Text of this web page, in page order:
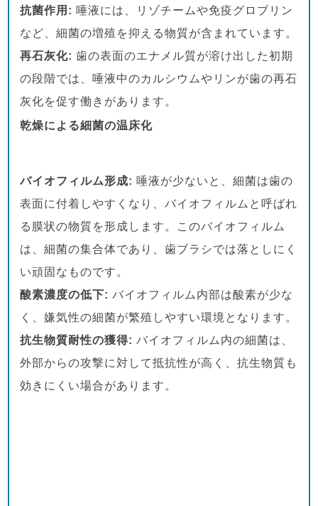
抗菌作用: 唾液には、リゾチームや免疫グロブリン
など、細菌の増殖を抑える物質が含まれています。
再石灰化: 歯の表面のエナメル質が溶け出した初期
の段階では、唾液中のカルシウムやリンが歯の再石
灰化を促す働きがあります。
乾燥による細菌の温床化
バイオフィルム形成: 唾液が少ないと、細菌は歯の
表面に付着しやすくなり、バイオフィルムと呼ばれ
る膜状の物質を形成します。このバイオフィルム
は、細菌の集合体であり、歯ブラシでは落としにく
い頑固なものです。
酸素濃度の低下: バイオフィルム内部は酸素が少な
く、嫌気性の細菌が繁殖しやすい環境となります。
抗生物質耐性の獲得: バイオフィルム内の細菌は、
外部からの攻撃に対して抵抗性が高く、抗生物質も
効きにくい場合があります。